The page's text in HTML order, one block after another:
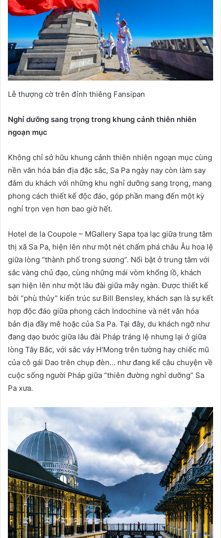
Lễ thượng cờ trên đỉnh thiêng Fansipan
Nghỉ dưỡng sang trọng trong khung cảnh thiên nhiên
ngoạn mục
Không chỉ sở hữu khung cảnh thiên nhiên ngoạn mục cùng
nền văn hóa bản địa đặc sắc, Sa Pa ngày nay còn làm say
đắm du khách với những khu nghỉ dưỡng sang trọng, mang
phong cách thiết kế độc đáo, góp phần mang đến một kỳ
nghỉ trọn vẹn hơn bao giờ hết.
Hotel de la Coupole – MGallery Sapa tọa lạc giữa trung tâm
thị xã Sa Pa, hiện lên như một nét chấm phá châu Âu hoa lệ
giữa lòng “thành phố trong sương”. Nổi bật ở trung tâm với
sắc vàng chủ đạo, cùng những mái vòm khổng lồ, khách
sạn hiện lên như một lâu đài giữa mây ngàn. Được thiết kế
bởi “phù thủy” kiến trúc sư Bill Bensley, khách sạn là sự kết
hợp độc đáo giữa phong cách Indochine và nét văn hóa
bản địa đầy mê hoặc của Sa Pa. Tại đây, du khách ngỡ như
đang dạo bước giữa lâu đài Pháp tráng lệ nhưng lại ở giữa
lòng Tây Bắc, với sắc váy H’Mong trên tường hay chiếc mũ
của cô gái Dao trên chụp đèn… như đang kể câu chuyện về
cuộc sống người Pháp giữa “thiên đường nghỉ dưỡng” Sa
Pa xưa.